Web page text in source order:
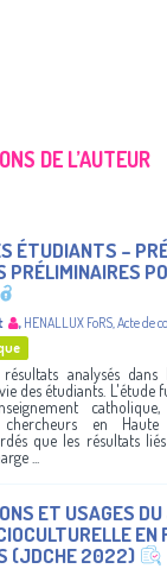
DE L’AUTEUR
ÉTUDIANTS –
PRÉLIMINAIRES
, HENALLUX FoRS,Acte de
analysés
des étudiants. L'étude
en
que les résultats
...
ET USAGES
EN
(JDCHE 2022)